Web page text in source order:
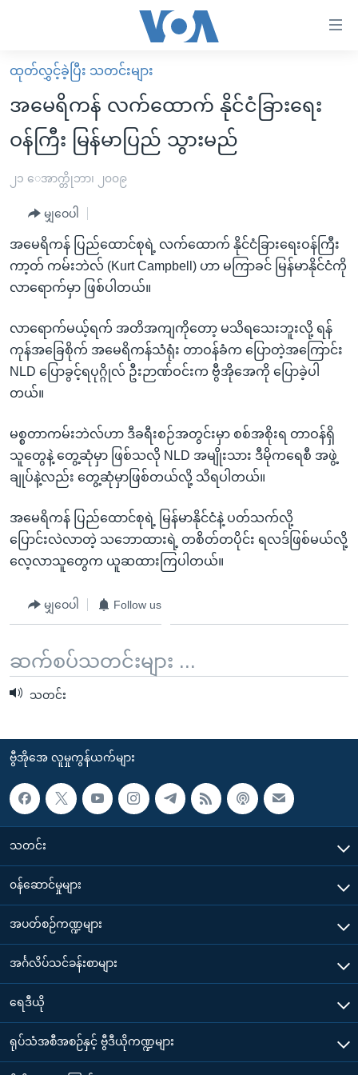
လွယ်ကူ
စေ
သည့်
Link
များ
အကြောင်းအရာ
ကျော်
သို့
ကျော်
ကြည့်
ရှာဖွေ
ရန်
နေရာ
ရန်
မူလစာမျက်နှာ
မြန်မာ
ကမ္ဘာ့သတင်းများ
နိုင်ငံတကာ
အစ္စရေး-ပါလက်စတိုင်း
ရပ်ဝန်းတခု လမ်းတခု အလွန်
အင်္ဂလိပ်စာလေ့လာမယ်
အမေရိကန်သုံးအီဒီယံ
ရုပ်ရှင်ထဲက အင်္ဂလိပ်စာ
သုတပဒေသာ အင်္ဂလိပ်စာ
အပတ်စဉ်ကဏ္ဍများ
တီဗွီ
ရေဒီယို/တီဗွီအစီအစဉ်
Learning English
ဗွီအိုအေ လူမှုကွန်ယက်များ
ထုတ်လွှင့်ခဲ့ပြီး သတင်းများ
အမေရိကန် လက်ထောက် နိုင်ငံခြားရေး
ဝန်ကြီး မြန်မာပြည် သွားမည်
၂၁ ေအာက္တိုဘာ၊ ၂၀၀၉
မျှဝေပါ
အမေရိကန် ပြည်ထောင်စုရဲ့ လက်ထောက် နိုင်ငံခြားရေးဝန်ကြီး
ကာ့တ် ကမ်းဘဲလ် (Kurt Campbell) ဟာ မကြာခင် မြန်မာနိုင်ငံကို
လာရောက်မှာ ဖြစ်ပါတယ်။
လာရောက်မယ့်ရက် အတိအကျကိုတော့ မသိရသေးဘူးလို့ ရန်
ကုန်အခြေစိုက် အမေရိကန်သံရုံး တာဝန်ခံက ပြောတဲ့အကြောင်း
NLD ပြောခွင့်ရပုဂ္ဂိုလ် ဦးဉာဏ်ဝင်းက ဗွီအိုအေကို ပြောခဲ့ပါ
တယ်။
မစ္စတာကမ်းဘဲလ်ဟာ ဒီခရီးစဉ်အတွင်းမှာ စစ်အစိုးရ တာဝန်ရှိ
သူတွေနဲ့ တွေ့ဆုံမှာ ဖြစ်သလို NLD အမျိုးသား ဒီမိုကရေစီ အဖွဲ့
ချုပ်နဲ့လည်း တွေ့ဆုံမှာဖြစ်တယ်လို့ သိရပါတယ်။
အမေရိကန် ပြည်ထောင်စုရဲ့ မြန်မာနိုင်ငံနဲ့ ပတ်သက်လို့
ပြောင်းလဲလာတဲ့ သဘောထားရဲ့ တစိတ်တပိုင်း ရလဒ်ဖြစ်မယ်လို့
လေ့လာသူတွေက ယူဆထားကြပါတယ်။
မျှဝေပါ Follow us
ဆက်စပ်သတင်းများ ...
သတင်း
ဗွီအိုအေ လူမှုကွန်ယက်များ
သတင်း
၀န်ဆောင်မှုများ
အပတ်စဉ်ကဏ္ဍများ
အင်္ဂလိပ်သင်ခန်းစာများ
ရေဒီယို
ရုပ်သံအစီအစဉ်နှင့် ဗွီဒီယိုကဏ္ဍများ